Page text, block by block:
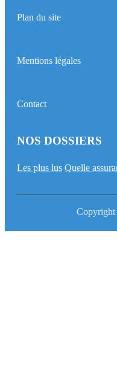
Plan du site
Mentions légales
Contact
NOS DOSSIERS
Les plus lus Quelle